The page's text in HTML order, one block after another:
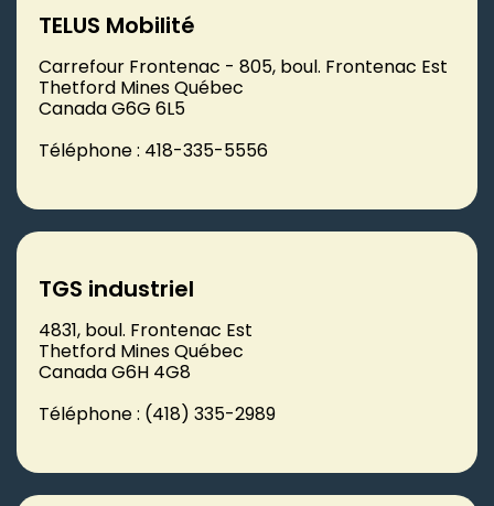
TELUS Mobilité
Carrefour Frontenac - 805, boul. Frontenac Est
Thetford Mines Québec
Canada G6G 6L5
Téléphone : 418-335-5556
TGS industriel
4831, boul. Frontenac Est
Thetford Mines Québec
Canada G6H 4G8
Téléphone : (418) 335-2989